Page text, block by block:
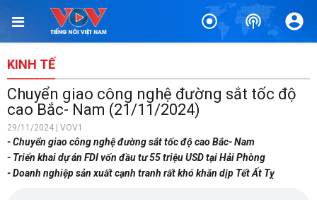
KINH TẾ
Chuyển giao công nghệ đường sắt tốc độ
cao Bắc- Nam (21/11/2024)
29/11/2024 | VOV1
- Chuyển giao công nghệ đường sắt tốc độ cao Bắc- Nam
- Triển khai dự án FDI vốn đầu tư 55 triệu USD tại Hải Phòng
- Doanh nghiệp sản xuất cạnh tranh rất khó khăn dịp Tết Ất Tỵ